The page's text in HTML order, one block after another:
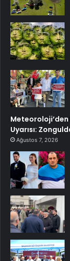
Meteoroloji’den
Uyarısı:
Ağustos 7, 2026